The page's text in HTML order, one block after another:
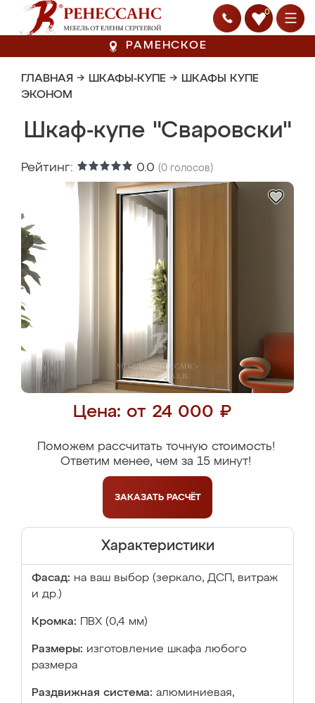
0
РАМЕНСКОЕ
ГЛАВНАЯ → ШКАФЫ-КУПЕ → ШКАФЫ КУПЕ
ЭКОНОМ
Шкаф-купе "Сваровски"
Рейтинг: 0.0 (0 голосов)
Цена: от 24 000 ₽
Поможем рассчитать точную стоимость!
Ответим менее, чем за 15 минут!
ЗАКАЗАТЬ РАСЧЁТ
Характеристики
Фасад: на ваш выбор (зеркало, ДСП, витраж
и др.)
Кромка: ПВХ (0,4 мм)
Размеры: изготовление шкафа любого
размера
Раздвижная система: алюминиевая,